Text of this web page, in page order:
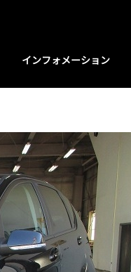
インフォメーション